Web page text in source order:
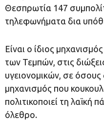
Θεσπρωτία 147
τηλεφωνήματα δια
Είναι ο ίδιος
των Τεμπών, στις
υγειονομικών, σε όσους
μηχανισμός που
πολιτικοποιεί τη λαϊκή
όλεθρο.